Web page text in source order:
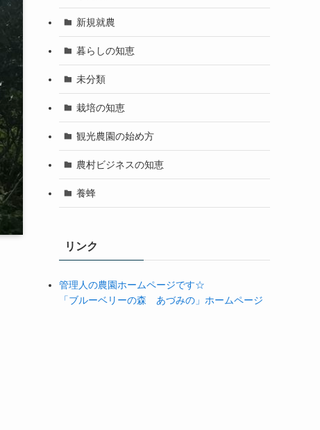
新規就農
暮らしの知恵
未分類
栽培の知恵
観光農園の始め方
農村ビジネスの知恵
養蜂
リンク
管理人の農園ホームページです☆
「ブルーベリーの森 あづみの」ホームページ